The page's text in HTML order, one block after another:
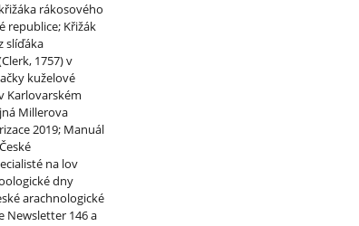
rákosového
republice; Křižák
slíďáka
1757) v
kuželové
Karlovarském
Millerova
2019; Manuál
na lov
dny
arachnologické
Newsletter 146 a